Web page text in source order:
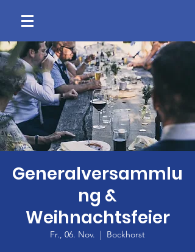
Generalversammlu
ng &
Weihnachtsfeier
Fr., 06. Nov.
  |
Bockhorst